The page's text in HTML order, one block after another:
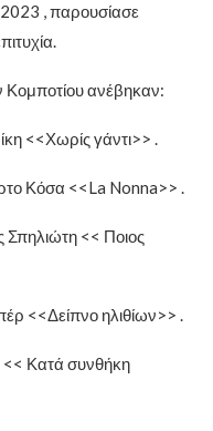
, παρουσίασε
ανέβηκαν:
<<Χωρίς γάντι>> .
Κόσα <<La Nonna>> .
Σπηλιώτη << Ποιος
<<Δείπνο ηλιθίων>> .
<< Κατά συνθήκη